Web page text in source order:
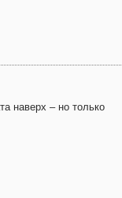
наверх – но только